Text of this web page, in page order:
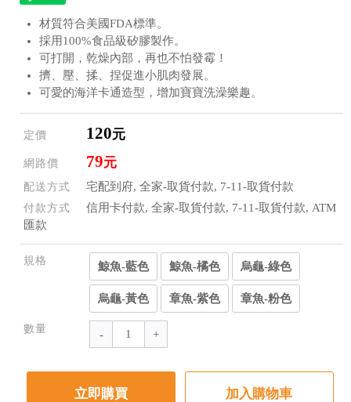
材質符合美國FDA標準。
採用100%食品級矽膠製作。
可打開，乾燥內部，再也不怕發霉！
擠、壓、揉、捏促進小肌肉發展。
可愛的海洋卡通造型，增加寶寶洗澡樂趣。
定價 120元
網路價 79元
配送方式 宅配到府, 全家-取貨付款, 7-11-取貨付款
付款方式
信用卡付款, 全家-取貨付款, 7-11-取貨付款, ATM
匯款
規格 鯨魚-藍色 鯨魚-橘色 烏龜-綠色
烏龜-黃色 章魚-紫色 章魚-粉色
數量
立即購買 加入購物車